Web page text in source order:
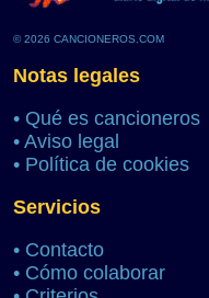
© 2026 CANCIONEROS.COM
Notas legales
• Qué es cancioneros
• Aviso legal
• Política de cookies
Servicios
• Contacto
• Cómo colaborar